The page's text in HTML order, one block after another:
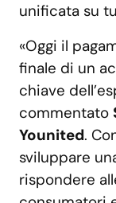
unificata su
«Oggi il
finale di un
chiave
commentato
Younited.
sviluppare
rispondere